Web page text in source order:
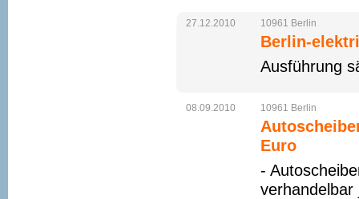
27.12.2010 10961 Berlin
Berlin-
Ausführung
08.09.2010 10961 Berlin
Euro
-